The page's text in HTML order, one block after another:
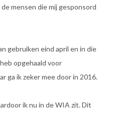
mensen die mij gesponsord
gebruiken eind april en in die
opgehaald voor
ga ik zeker mee door in 2016.
ik nu in de WIA zit. Dit